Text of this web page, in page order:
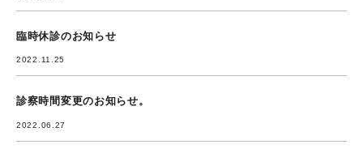
臨時休診のお知らせ
2022.11.25
診察時間変更のお知らせ。
2022.06.27